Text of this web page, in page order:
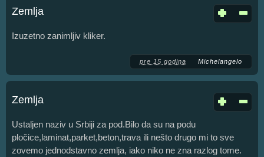
Zemlja
Izuzetno zanimljiv kliker.
pre 15 godina Michelangelo
Zemlja
Ustaljen naziv u Srbiji za pod.Bilo da su na podu
pločice,laminat,parket,beton,trava ili nešto drugo mi to sve
zovemo jednodstavno zemlja, iako niko ne zna razlog tome.